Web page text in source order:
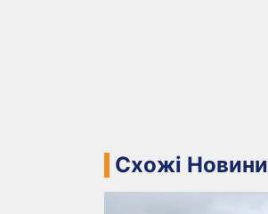
Схожі Новини